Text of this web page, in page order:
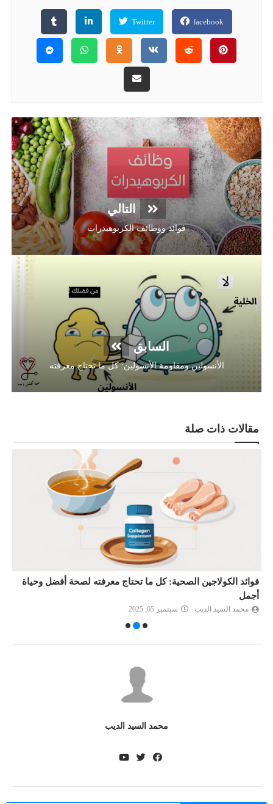
facebook
Twitter
التالي
فوائد ووظائف الكربوهيدرات
السابق
الأنسولين ومقاومة الأنسولين: كل ما تحتاج معرفته
مقالات ذات صلة
ما تحتاج معرفته لصحة أفضل وحياة ما أفضل وقت لتناول
محمد السيد الديب